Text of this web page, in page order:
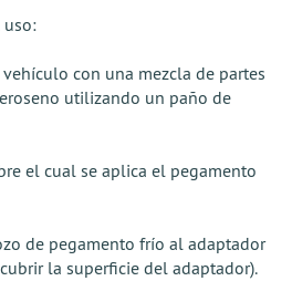
uso:
con una mezcla de partes
utilizando un paño de
el cual se aplica el pegamento
de pegamento frío al adaptador
la superficie del adaptador).